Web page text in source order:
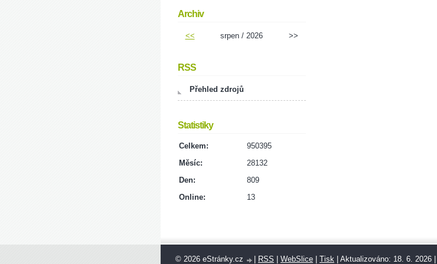
Archiv
<< srpen / 2026 >>
RSS
Přehled zdrojů
Statistiky
Online: 13
Celkem:
950395
Měsíc:
28132
Den:
809
© 2026 eStránky.cz RSS WebSlice Tisk Aktualizováno: 18. 6. 2026